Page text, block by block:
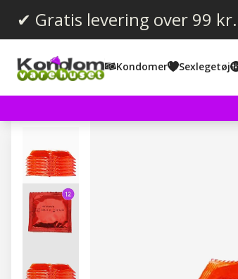
✔ Gratis levering over 99 kr.
Kondomer Sexlegetøj